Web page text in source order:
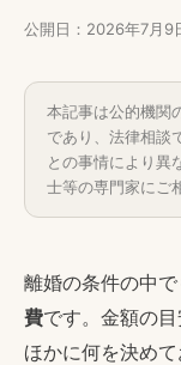
公開日：2026年7月9
本記事は公的機関
であり、法律相談
との事情により異
士等の専門家にご
離婚の条件の中
費です。金額の
ほかに何を決め